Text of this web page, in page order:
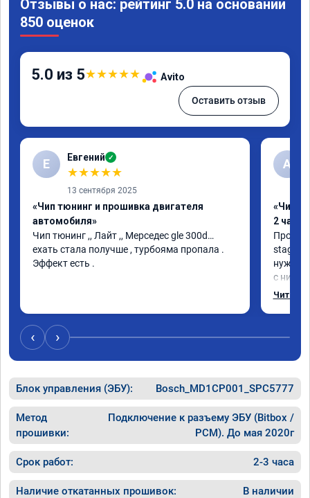
Отзывы о нас: рейтинг 5.0 на основании
850 оценок
5.0 из 5★★★★★ Avito
Оставить отзыв
Е Евгений ✓
★★★★★
13 сентября 2025
«Чип тюнинг и прошивка двигателя
автомобиля»
Чип тюнинг ,, Лайт ,, Мерседес gle 300d…
ехать стала получше , турбояма пропала .
Эффект есть .
А
«Чип
2 часа»
stage
нужно:
с
Одни
Читать
‹ ›
Блок управления (ЭБУ): Bosch_MD1CP001_SPC5777
Метод
прошивки:
Подключение к разъему ЭБУ (Bitbox /
PCM). До мая 2020г
Срок работ: 2-3 часа
Наличие откатанных прошивок: В наличии